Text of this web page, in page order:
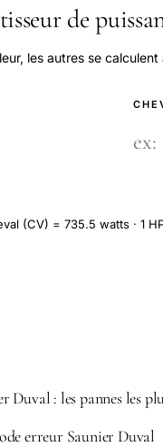
de
les autres se
(CV) = 735.5 watts · 1
Duval : les pannes les
erreur Saunier Duval